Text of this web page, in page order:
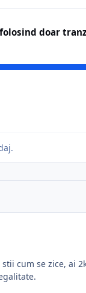
doar
cum se zice, ai